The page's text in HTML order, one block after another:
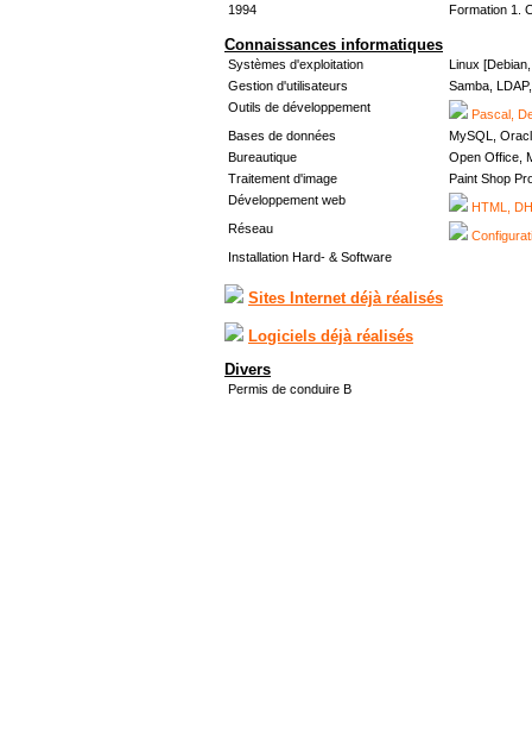
1994
Formation 1.
Connaissances informatiques
Systèmes d'exploitation
Linux
Gestion d'utilisateurs
Samba,
Outils de développement
Pascal,
Bases de données
MySQL,
Bureautique
Open Office,
Traitement d'image
Paint Shop
Développement web
HTML,
Réseau
Installation Hard- & Software
Sites Internet déjà réalisés
Logiciels déjà réalisés
Divers
Permis de conduire B